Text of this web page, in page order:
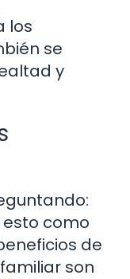
los
se
y
como
de
son